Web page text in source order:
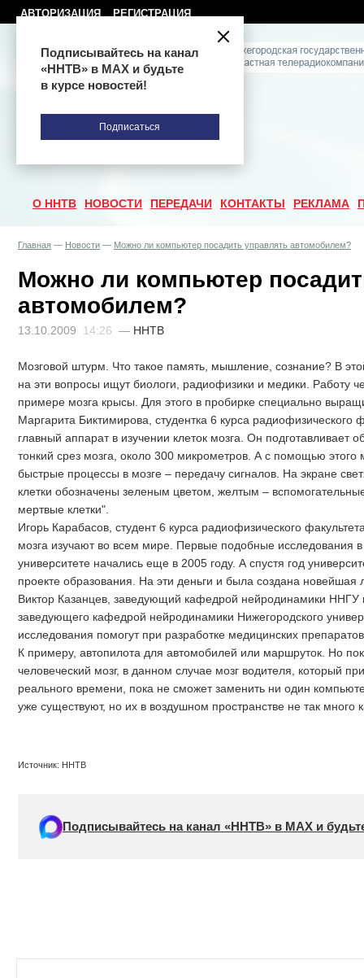
АВТОРИЗАЦИЯ РЕГИСТРАЦИЯ
О ННТВ НОВОСТИ ПЕРЕДАЧИ КОНТАКТЫ РЕКЛАМА
Главная — Новости — Можно ли компьютер посадить управлять автомобилем?
Можно ли компьютер
автомобилем?
13.10.2009 14:26 — ННТВ
Мозговой штурм. Что такое память, мышление, сознание? В
на эти вопросы ищут биологи, радиофизики и медики. Работу
примере мозга крысы. Для этого в пробирке специально
Маргарита Биктимирова, студентка 6 курса
главный аппарат в изучении клеток мозга. Он подготавливает
тонкий срез мозга, около 300 микрометров. А с помощью этого
быстрые процессы в мозге – передачу сигналов. На экране
клетки обозначены зеленым цветом, желтым –
мертвые клетки".
Игорь Карабасов, студент 6 курса радиофизического
мозга изучают во всем мире. Первые подобные исследования
университете начались еще в 2005 году. А спустя год
проекте образования. На эти деньги и была создана
Виктор Казанцев, заведующий кафедрой нейродинамики
заведующего кафедрой нейродинамики Нижегородского
исследования помогут при разработке медицинских
К примеру, автопилота для автомобилей или маршруток. Но
человеческий мозг, в данном случае мозг водителя, который
реального времени, пока не сможет заменить ни один
уже существуют, но их в воздушном пространстве не так много
Источник: ННТВ
Подписывайтесь на канал «ННТВ» в МАХ и
Подписывайтесь на канал
«ННТВ» в МАХ и будьте
в курсе новостей!
Подписаться